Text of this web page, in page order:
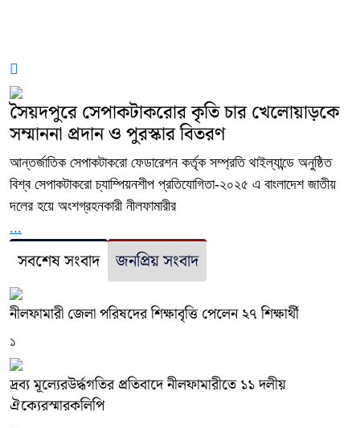
সৈয়দপুরে সেপাকটাকরোর কৃতি চার খেলোয়াড়কে
সম্মাননা প্রদান ও পুরস্কার বিতরণ
আন্তর্জাতিক সেপাকটাকরো ফেডারেশন কর্তৃক সম্প্রতি থাইল্যান্ডে অনুষ্ঠিত
বিশ্ব সেপাকটাকরো চ্যাম্পিয়নশীপ প্রতিযোগিতা-২০২৫ এ বাংলাদেশ জাতীয়
দলের হয়ে অংশগ্রহনকারী নীলফামারীর
...
সবশেষ সংবাদ জনপ্রিয় সংবাদ
নীলফামারী জেলা পরিষদের শিক্ষাবৃত্তি পেলেন ২৭ শিক্ষার্থী
১
দ্রব্য মূল্যেরউর্দ্ধগতির প্রতিবাদে নীলফামারীতে ১১ দলীয়
ঐক্যেরস্মারকলিপি